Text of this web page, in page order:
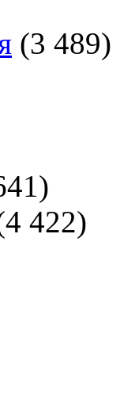
(3 489)
422)